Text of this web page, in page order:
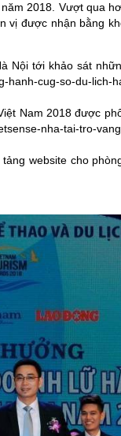
2018. Vượt qua
vị được nhận bằng
Nội tới khảo sát
cug-so-du-lich-
Nam 2018 được
nha-tai-tro-
website cho